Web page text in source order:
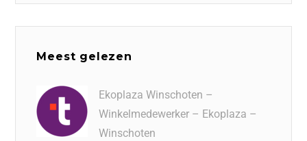
Meest gelezen
Ekoplaza Winschoten –
Winkelmedewerker – Ekoplaza –
Winschoten